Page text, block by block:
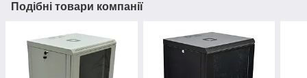
Подібні товари компанії